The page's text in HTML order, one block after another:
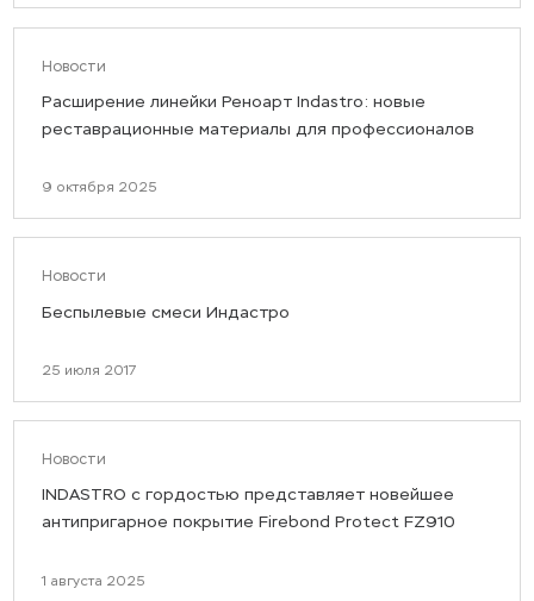
Новости
Расширение линейки Реноарт Indastro: новые
реставрационные материалы для профессионалов
9 октября 2025
Новости
Беспылевые смеси Индастро
25 июля 2017
Новости
INDASTRO с гордостью представляет новейшее
антипригарное покрытие Firebond Protect FZ910
1 августа 2025